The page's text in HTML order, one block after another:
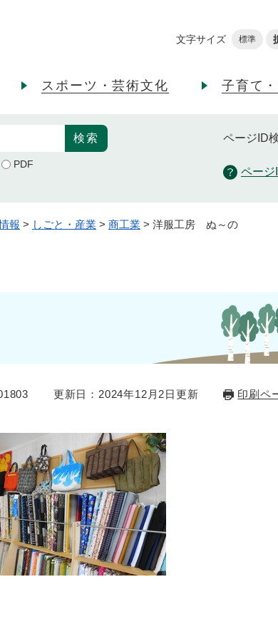
文字サイズ 標準
スポーツ・芸術文化 子育て
PDF
ページID
ページ
報 > しごと・産業 > 商工業 > 洋服工房 ぬ～の
更新日：2024年12月2日更新 印刷ペ